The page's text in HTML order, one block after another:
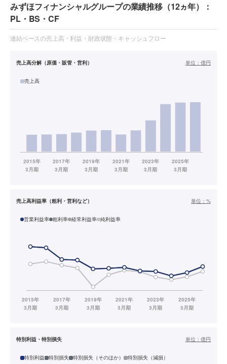
みずほフィナンシャルグループの業績推移（12ヵ年）：
PL・BS・CF
連結ベースの売上高・利益・財政状態・キャッシュフロー
売上高分解（原価・販管・営利） 単位： 億円
売上高
売上高利益率（粗利・営利など） 単位： %
営業利益率 粗利率 経常利益率 純利益率
特別利益・特別損失 単位： 億円
特別利益 特別損失 特別損失（そのほか） 特別損失（減損）